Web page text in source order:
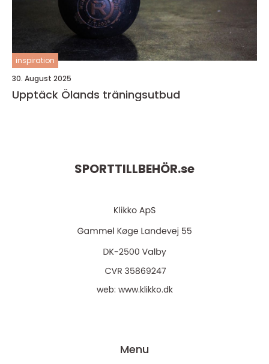
inspiration
30. August 2025
Upptäck Ölands träningsutbud
SPORTTILLBEHÖR.se
web: www.klikko.dk
Menu